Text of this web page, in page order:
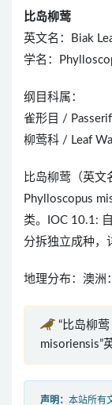
比岛柳莺
英文名：Biak
学名：
纲目科属：
雀形目 /
柳莺科 / Leaf
比岛柳莺（英文
Phylloscopus
类。IOC 10.1:
分拆独立成种，
地理分布：澳洲
“比岛柳
misoriensis”
声明： 本站所有